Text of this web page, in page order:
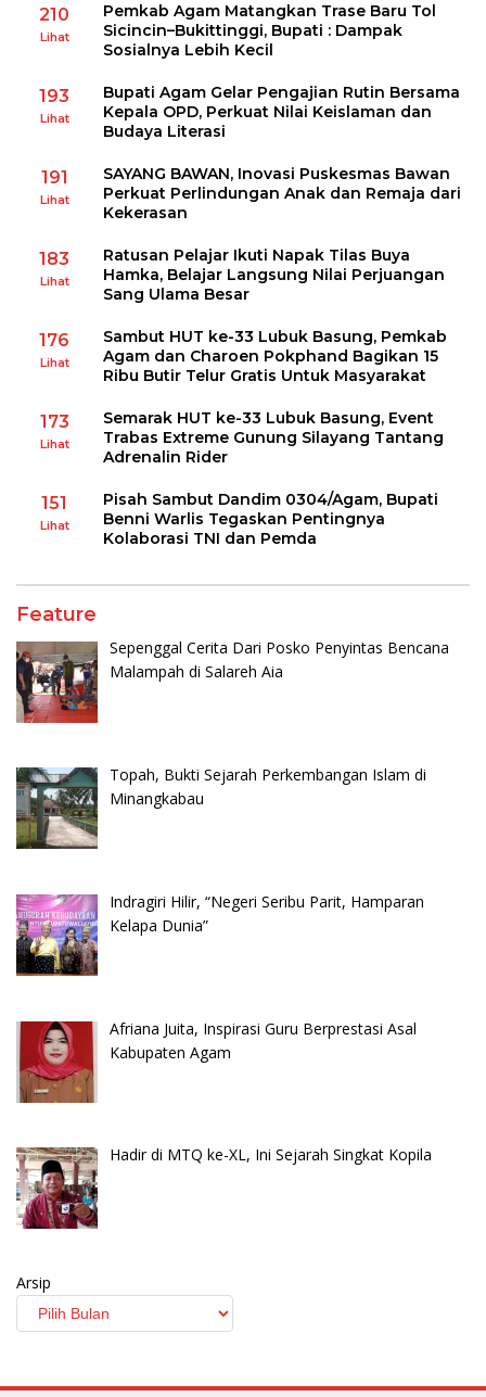
210
Lihat
Pemkab Agam Matangkan Trase Baru Tol
Sicincin–Bukittinggi, Bupati : Dampak
Sosialnya Lebih Kecil
193
Lihat
Bupati Agam Gelar Pengajian Rutin Bersama
Kepala OPD, Perkuat Nilai Keislaman dan
Budaya Literasi
191
Lihat
SAYANG BAWAN, Inovasi Puskesmas Bawan
Perkuat Perlindungan Anak dan Remaja dari
Kekerasan
183
Lihat
Ratusan Pelajar Ikuti Napak Tilas Buya
Hamka, Belajar Langsung Nilai Perjuangan
Sang Ulama Besar
176
Lihat
Sambut HUT ke-33 Lubuk Basung, Pemkab
Agam dan Charoen Pokphand Bagikan 15
Ribu Butir Telur Gratis Untuk Masyarakat
173
Lihat
Semarak HUT ke-33 Lubuk Basung, Event
Trabas Extreme Gunung Silayang Tantang
Adrenalin Rider
151
Lihat
Pisah Sambut Dandim 0304/Agam, Bupati
Benni Warlis Tegaskan Pentingnya
Kolaborasi TNI dan Pemda
Feature
Sepenggal Cerita Dari Posko Penyintas Bencana
Malampah di Salareh Aia
Topah, Bukti Sejarah Perkembangan Islam di
Minangkabau
Indragiri Hilir, “Negeri Seribu Parit, Hamparan
Kelapa Dunia”
Afriana Juita, Inspirasi Guru Berprestasi Asal
Kabupaten Agam
Hadir di MTQ ke-XL, Ini Sejarah Singkat Kopila
Arsip